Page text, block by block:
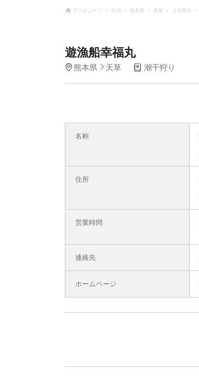
アソビュー！ 九州 熊本県 天草 上天草市
遊漁船幸福丸
熊本県 天草 潮干狩り
名称
住所
営業時間
連絡先
ホームページ